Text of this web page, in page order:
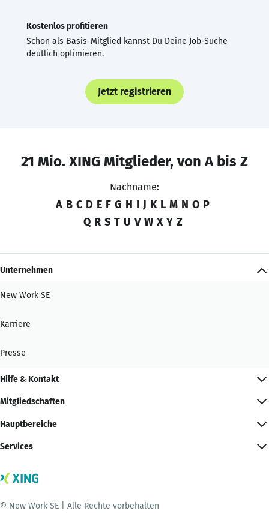
Kostenlos profitieren
Schon als Basis-Mitglied kannst Du Deine Job-Suche
deutlich optimieren.
Jetzt registrieren
21 Mio. XING Mitglieder, von A bis Z
Nachname:
A B C D E F G H I J K L M N O P
Q R S T U V W X Y Z
Unternehmen
New Work SE
Karriere
Presse
Hilfe & Kontakt
Mitgliedschaften
Hauptbereiche
Services
© New Work SE | Alle Rechte vorbehalten